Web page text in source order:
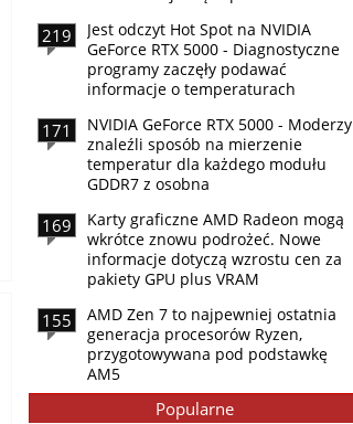
219
Jest odczyt Hot Spot na NVIDIA
GeForce RTX 5000 - Diagnostyczne
programy zaczęły podawać
informacje o temperaturach
171
NVIDIA GeForce RTX 5000 - Moderzy
znaleźli sposób na mierzenie
temperatur dla każdego modułu
GDDR7 z osobna
169
Karty graficzne AMD Radeon mogą
wkrótce znowu podrożeć. Nowe
informacje dotyczą wzrostu cen za
pakiety GPU plus VRAM
155
AMD Zen 7 to najpewniej ostatnia
generacja procesorów Ryzen,
przygotowywana pod podstawkę
AM5
Popularne